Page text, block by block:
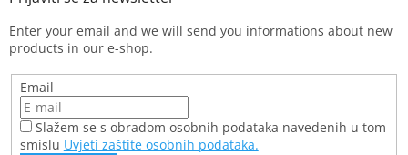
Enter your email and we will send you informations about new
products in our e-shop.
Email
Slažem se s obradom osobnih podataka navedenih u tom
smislu Uvjeti zaštite osobnih podataka.